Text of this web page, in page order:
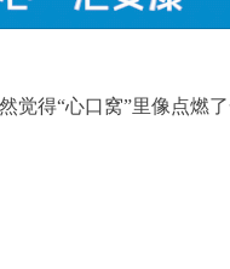
觉得“心口窝”里像点燃